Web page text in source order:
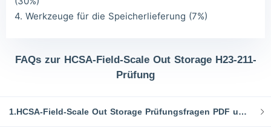
4. Werkzeuge für die Speicherlieferung (7%)
FAQs zur HCSA-Field-Scale Out Storage H23-211-
Prüfung
1.HCSA-Field-Scale Out Storage Prüfungsfragen PDF und Studienressourcen